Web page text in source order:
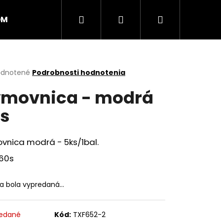
RAKETY RÍMSKE SVIECE
Hľadať PrihlásenieNákupný
Podrobnosti hodnotenia
- modrá
modrá - 5ks/1bal.
bola vypredaná…
Kód: TXF652-2